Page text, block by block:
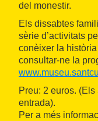
del monestir.
Els dissabtes
sèrie d’activitats
conèixer la
consultar-ne la
Preu: 2 euros.
entrada).
Per a més